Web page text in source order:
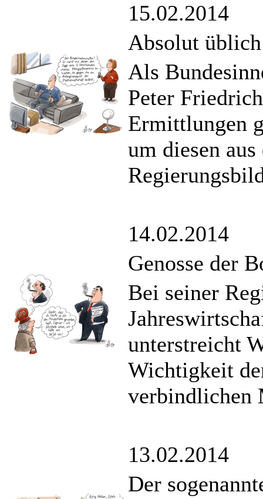
15.02.2014
Absolut
Als
Peter
Ermittlungen
um diesen
14.02.2014
Genosse der
Bei seiner
unterstreicht
Wichtigkeit
verbindlichen
13.02.2014
Der